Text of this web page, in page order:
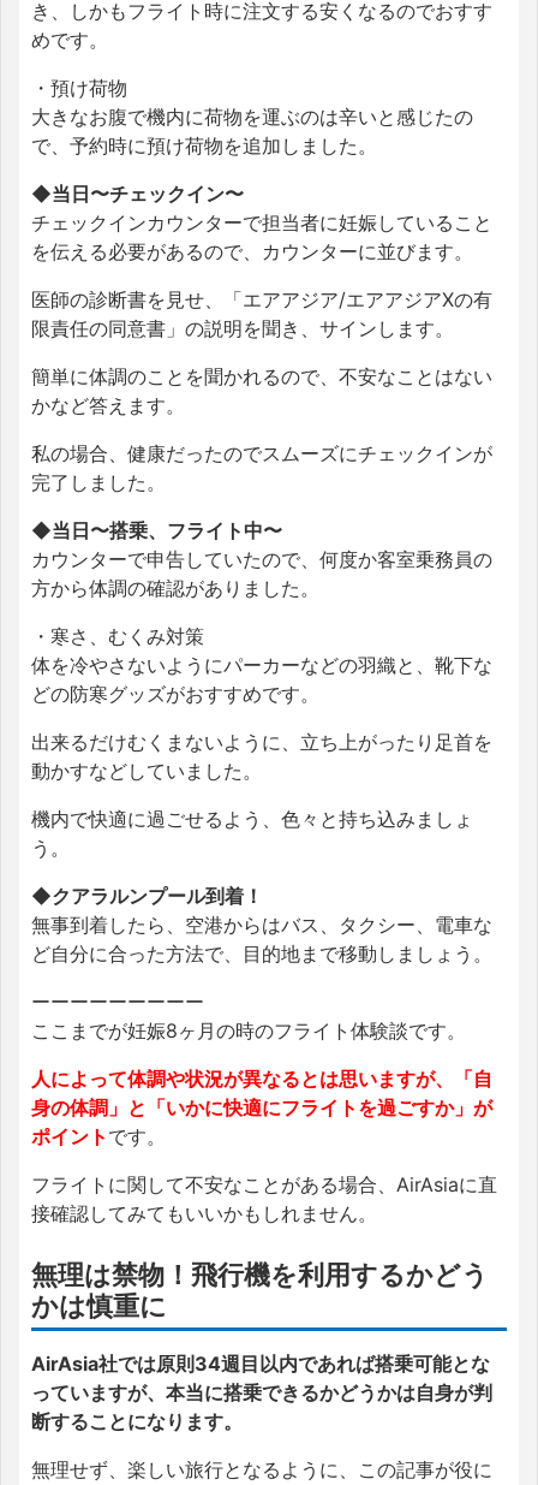
き、しかもフライト時に注文する安くなるのでおすす
めです。
・預け荷物
大きなお腹で機内に荷物を運ぶのは辛いと感じたの
で、予約時に預け荷物を追加しました。
◆当日〜チェックイン〜
チェックインカウンターで担当者に妊娠していること
を伝える必要があるので、カウンターに並びます。
医師の診断書を見せ、「エアアジア/エアアジアXの有
限責任の同意書」の説明を聞き、サインします。
簡単に体調のことを聞かれるので、不安なことはない
かなど答えます。
私の場合、健康だったのでスムーズにチェックインが
完了しました。
◆当日〜搭乗、フライト中〜
カウンターで申告していたので、何度か客室乗務員の
方から体調の確認がありました。
・寒さ、むくみ対策
体を冷やさないようにパーカーなどの羽織と、靴下な
どの防寒グッズがおすすめです。
出来るだけむくまないように、立ち上がったり足首を
動かすなどしていました。
機内で快適に過ごせるよう、色々と持ち込みましょ
う。
◆クアラルンプール到着！
無事到着したら、空港からはバス、タクシー、電車な
ど自分に合った方法で、目的地まで移動しましょう。
ーーーーーーーーー
ここまでが妊娠8ヶ月の時のフライト体験談です。
人によって体調や状況が異なるとは思いますが、「自
身の体調」と「いかに快適にフライトを過ごすか」が
ポイント です。
フライトに関して不安なことがある場合、AirAsiaに直
接確認してみてもいいかもしれません。
無理は禁物！飛行機を利用するかどう
かは慎重に
AirAsia社では原則34週目以内であれば搭乗可能とな
っていますが、本当に搭乗できるかどうかは自身が判
断することになります。
無理せず、楽しい旅行となるように、この記事が役に